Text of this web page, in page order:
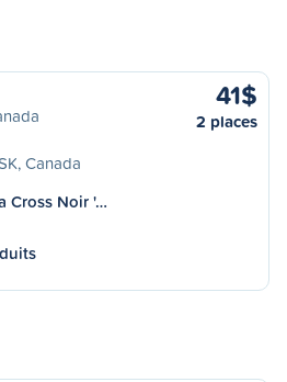
Canada
41$
2 places
Cross Noir '…